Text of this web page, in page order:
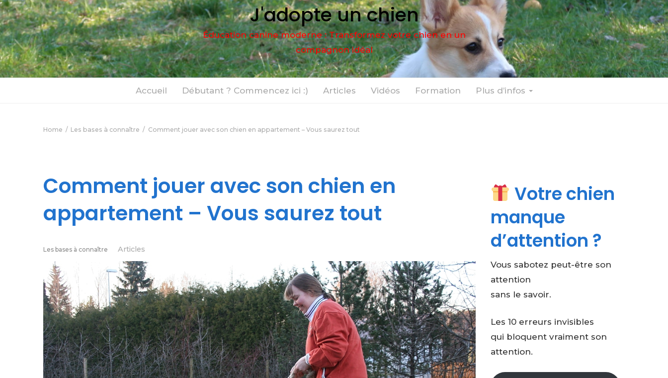
J'adopte un chien
Éducation canine moderne : Transformez votre chien en un
compagnon idéal
Accueil Débutant ? Commencez ici :) Articles Vidéos Formation Plus d’infos
Home Les bases à connaître Comment jouer avec son chien en appartement – Vous saurez tout
Comment jouer avec son chien en
appartement – Vous saurez tout
Les bases à connaître Articles
Votre chien
manque
d’attention ?
Vous sabotez peut-être son
attention
sans le savoir.
Les 10 erreurs invisibles
qui bloquent vraiment son
attention.